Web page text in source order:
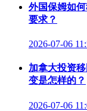
外国保姆如
要求？
2026-07-06
加拿大投资
变是怎样的？
2026-07-06